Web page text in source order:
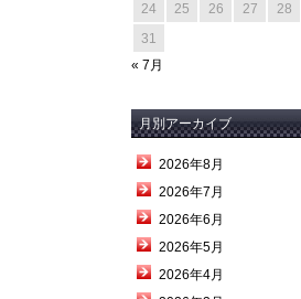
24
25 26 27 28
31
« 7月
月別アーカイブ
2026年8月
2026年7月
2026年6月
2026年5月
2026年4月